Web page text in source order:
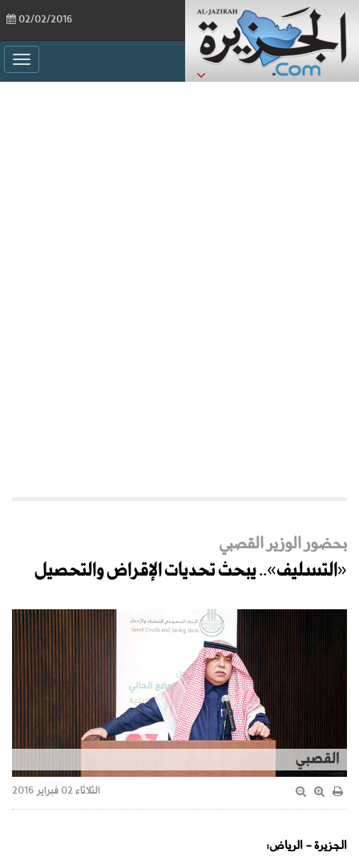
بحضور الوزير القصبي
«التسليف».. يبحث تحديات الإقراض والتحصيل
القصبي
الثلاثاء 02 فبراير 2016
الجزيرة - الرياض: